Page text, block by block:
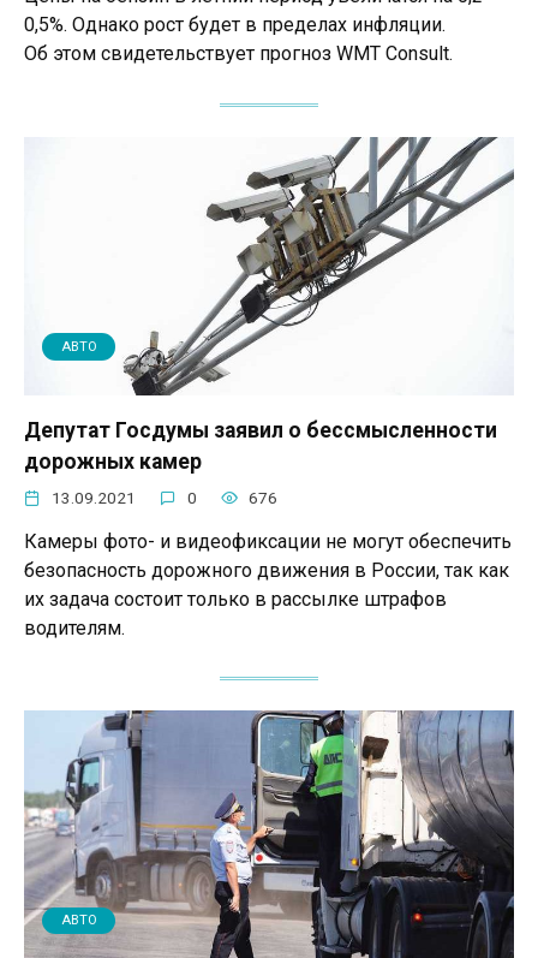
0,5%. Однако рост будет в пределах инфляции.
Об этом свидетельствует прогноз WMT Consult.
АВТО
Депутат Госдумы заявил о бессмысленности
дорожных камер
13.09.2021 0 676
Камеры фото- и видеофиксации не могут обеспечить
безопасность дорожного движения в России, так как
их задача состоит только в рассылке штрафов
водителям.
АВТО